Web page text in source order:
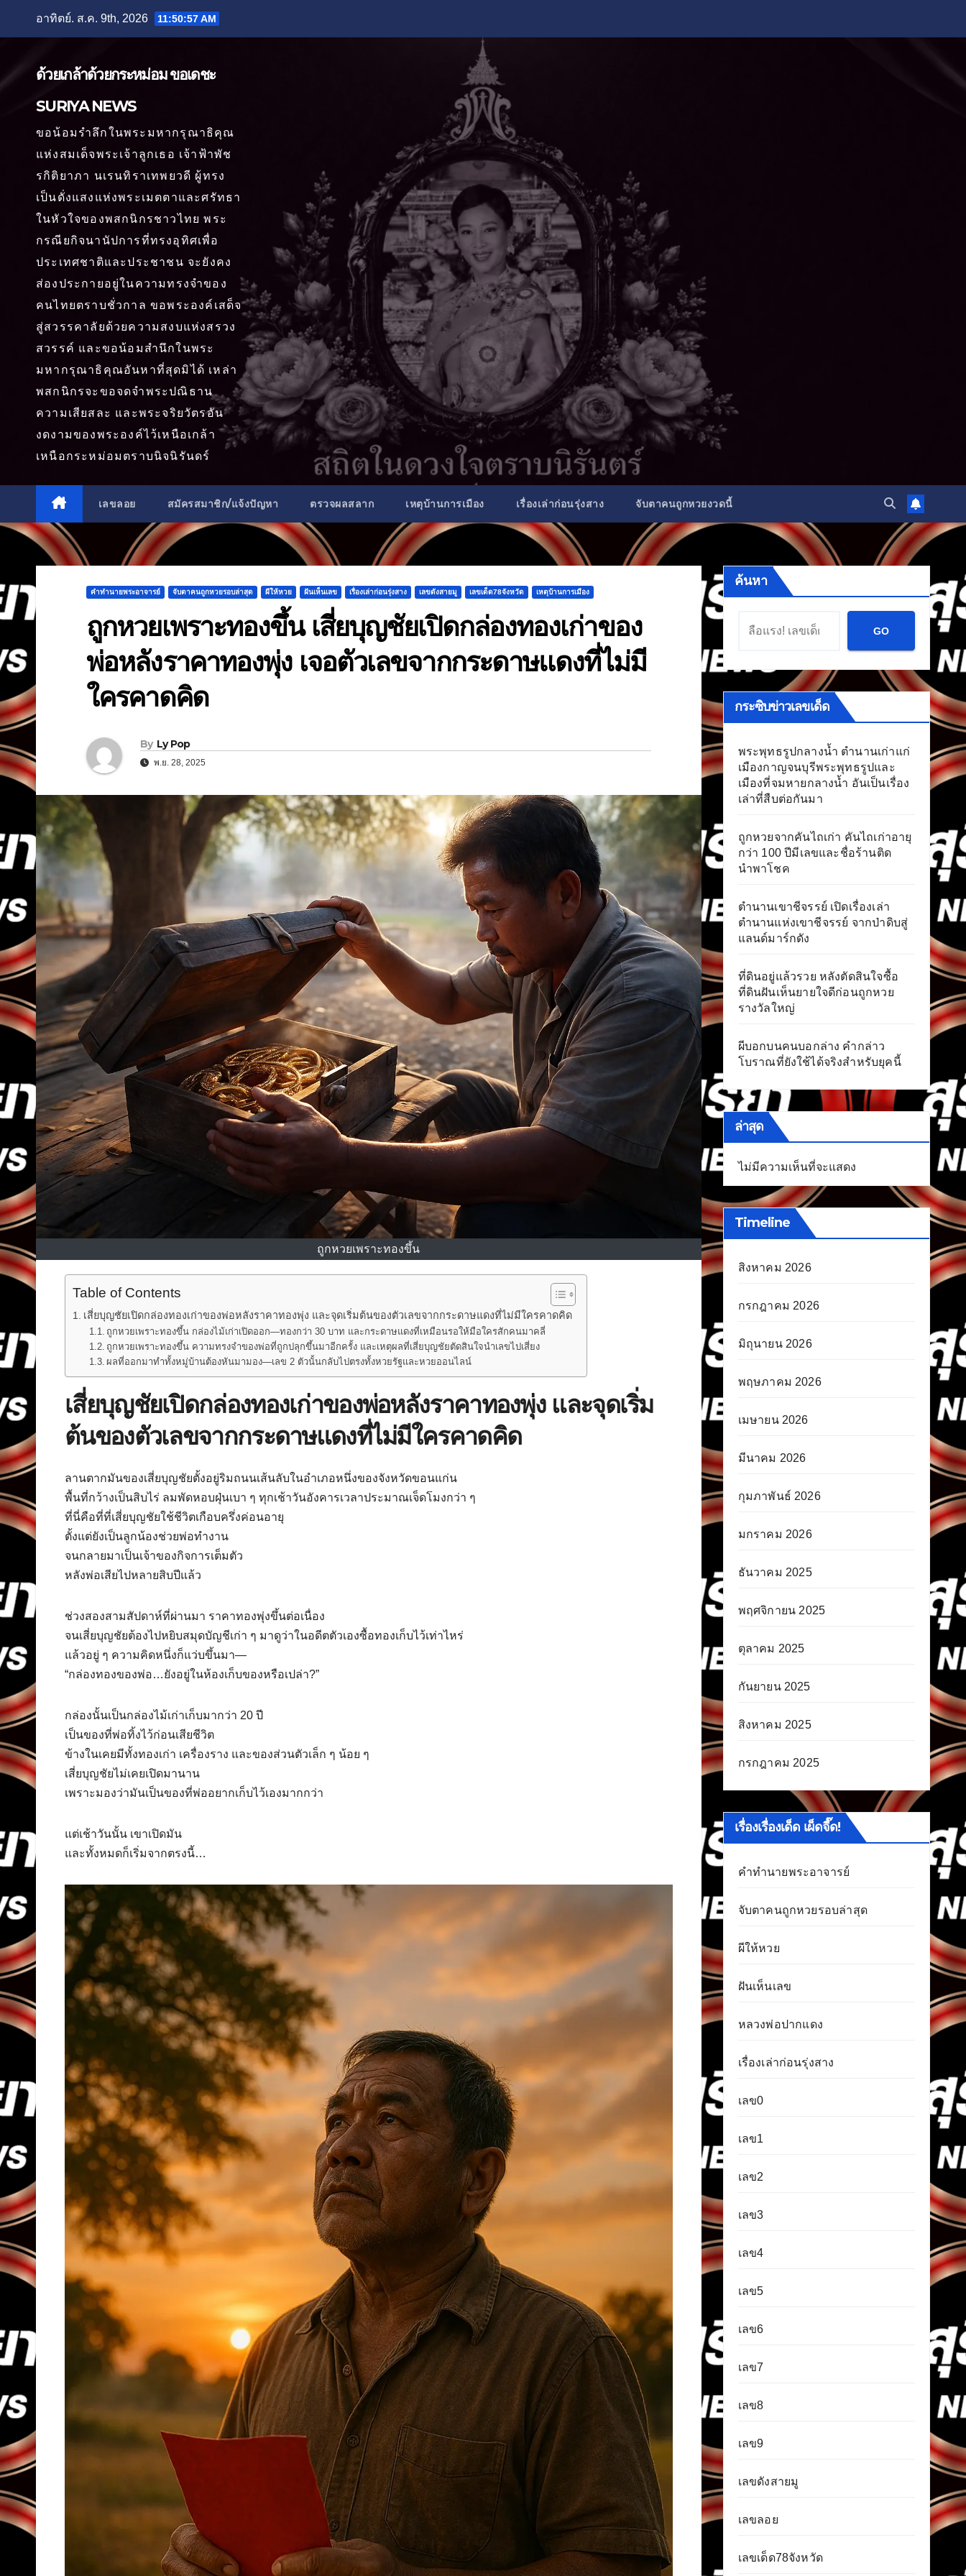
อาทิตย์. ส.ค. 9th, 2026 11:50:59 AM
ด้วยเกล้าด้วยกระหม่อม ขอเดชะ
SURIYA NEWS
ขอน้อมรำลึกในพระมหากรุณาธิคุณ
แห่งสมเด็จพระเจ้าลูกเธอ เจ้าฟ้าพัช
รกิติยาภา นเรนทิราเทพยวดี ผู้ทรง
เป็นดั่งแสงแห่งพระเมตตาและศรัทธา
ในหัวใจของพสกนิกรชาวไทย พระ
กรณียกิจนานัปการที่ทรงอุทิศเพื่อ
ประเทศชาติและประชาชน จะยังคง
ส่องประกายอยู่ในความทรงจำของ
คนไทยตราบชั่วกาล ขอพระองค์เสด็จ
สู่สวรรคาลัยด้วยความสงบแห่งสรวง
สวรรค์ และขอน้อมสำนึกในพระ
มหากรุณาธิคุณอันหาที่สุดมิได้ เหล่า
พสกนิกรจะขอจดจำพระปณิธาน
ความเสียสละ และพระจริยวัตรอัน
งดงามของพระองค์ไว้เหนือเกล้า
เหนือกระหม่อมตราบนิจนิรันดร์
เลขลอย สมัครสมาชิก/แจ้งปัญหา ตรวจผลสลาก เหตุบ้านการเมือง เรื่องเล่าก่อนรุ่งสาง จับตาคนถูกหวยงวดนี้
คำทำนายพระอาจารย์ จับตาคนถูกหวยรอบล่าสุด ผีให้หวย ฝันเห็นเลข เรื่องเล่าก่อนรุ่งสาง เลขดังสายมู เลขเด็ด78จังหวัด เหตุบ้านการเมือง
ถูกหวยเพราะทองขึ้น เสี่ยบุญชัยเปิดกล่องทองเก่าของ
พ่อหลังราคาทองพุ่ง เจอตัวเลขจากกระดาษแดงที่ไม่มี
ใครคาดคิด
By Ly Pop
พ.ย. 28, 2025
ถูกหวยเพราะทองขึ้น
Table of Contents
เสี่ยบุญชัยเปิดกล่องทองเก่าของพ่อหลังราคาทองพุ่ง และจุดเริ่มต้นของตัวเลขจากกระดาษแดงที่ไม่มีใครคาดคิด
ถูกหวยเพราะทองขึ้น กล่องไม้เก่าเปิดออก—ทองกว่า 30 บาท และกระดาษแดงที่เหมือนรอให้มือใครสักคนมาคลี่
ถูกหวยเพราะทองขึ้น ความทรงจำของพ่อที่ถูกปลุกขึ้นมาอีกครั้ง และเหตุผลที่เสี่ยบุญชัยตัดสินใจนำเลขไปเสี่ยง
ผลที่ออกมาทำทั้งหมู่บ้านต้องหันมามอง—เลข 2 ตัวนั้นกลับไปตรงทั้งหวยรัฐและหวยออนไลน์
เสี่ยบุญชัยเปิดกล่องทองเก่าของพ่อหลังราคาทองพุ่ง และจุดเริ่ม
ต้นของตัวเลขจากกระดาษแดงที่ไม่มีใครคาดคิด
ลานตากมันของเสี่ยบุญชัยตั้งอยู่ริมถนนเส้นลับในอำเภอหนึ่งของจังหวัดขอนแก่น
พื้นที่กว้างเป็นสิบไร่ ลมพัดหอบฝุ่นเบา ๆ ทุกเช้าวันอังคารเวลาประมาณเจ็ดโมงกว่า ๆ
ที่นี่คือที่ที่เสี่ยบุญชัยใช้ชีวิตเกือบครึ่งค่อนอายุ
ตั้งแต่ยังเป็นลูกน้องช่วยพ่อทำงาน
จนกลายมาเป็นเจ้าของกิจการเต็มตัว
หลังพ่อเสียไปหลายสิบปีแล้ว
ช่วงสองสามสัปดาห์ที่ผ่านมา ราคาทองพุ่งขึ้นต่อเนื่อง
จนเสี่ยบุญชัยต้องไปหยิบสมุดบัญชีเก่า ๆ มาดูว่าในอดีตตัวเองซื้อทองเก็บไว้เท่าไหร่
แล้วอยู่ ๆ ความคิดหนึ่งก็แว่บขึ้นมา—
“กล่องทองของพ่อ…ยังอยู่ในห้องเก็บของหรือเปล่า?”
กล่องนั้นเป็นกล่องไม้เก่าเก็บมากว่า 20 ปี
เป็นของที่พ่อทิ้งไว้ก่อนเสียชีวิต
ข้างในเคยมีทั้งทองเก่า เครื่องราง และของส่วนตัวเล็ก ๆ น้อย ๆ
เสี่ยบุญชัยไม่เคยเปิดมานาน
เพราะมองว่ามันเป็นของที่พ่ออยากเก็บไว้เองมากกว่า
แต่เช้าวันนั้น เขาเปิดมัน
และทั้งหมดก็เริ่มจากตรงนี้…
ค้นหา
GO
กระซิบข่าวเลขเด็ด
พระพุทธรูปกลางน้ำ ตำนานเก่าแก่
เมืองกาญจนบุรีพระพุทธรูปและ
เมืองที่จมหายกลางน้ำ อันเป็นเรื่อง
เล่าที่สืบต่อกันมา
ถูกหวยจากคันไถเก่า คันไถเก่าอายุ
กว่า 100 ปีมีเลขและชื่อร้านติด
นำพาโชค
ตำนานเขาชีจรรย์ เปิดเรื่องเล่า
ตำนานแห่งเขาชีจรรย์ จากป่าดิบสู่
แลนด์มาร์กดัง
ที่ดินอยู่แล้วรวย หลังตัดสินใจซื้อ
ที่ดินฝันเห็นยายใจดีก่อนถูกหวย
รางวัลใหญ่
ผีบอกบนคนบอกล่าง คำกล่าว
โบราณที่ยังใช้ได้จริงสำหรับยุคนี้
ล่าสุด
ไม่มีความเห็นที่จะแสดง
Timeline
สิงหาคม 2026
กรกฎาคม 2026
มิถุนายน 2026
พฤษภาคม 2026
เมษายน 2026
มีนาคม 2026
กุมภาพันธ์ 2026
มกราคม 2026
ธันวาคม 2025
พฤศจิกายน 2025
ตุลาคม 2025
กันยายน 2025
สิงหาคม 2025
กรกฎาคม 2025
เรื่องเรื่องเด็ด เผ็ดจี๊ด!
คำทำนายพระอาจารย์
จับตาคนถูกหวยรอบล่าสุด
ผีให้หวย
ฝันเห็นเลข
หลวงพ่อปากแดง
เรื่องเล่าก่อนรุ่งสาง
เลข0
เลข1
เลข2
เลข3
เลข4
เลข5
เลข6
เลข7
เลข8
เลข9
เลขดังสายมู
เลขลอย
เลขเด็ด78จังหวัด